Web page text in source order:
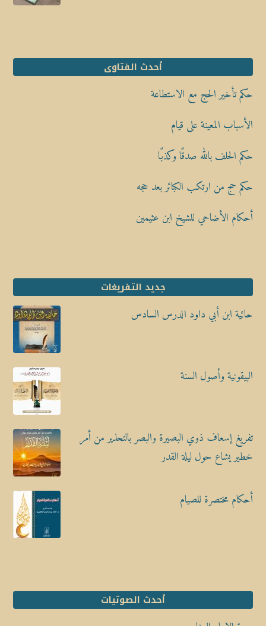
أحدث الفتاوى
حكم تأخير الحج مع الاستطاعة
الأسباب المعينة على قيام
حكم الحلف بالله صدقًا وكذبًا
حكم حج من ارتكب الكبائر بعد حجه
أحكام الأضاحي للشيخ ابن عثيمين
جديد التفريغات
حائية ابن أبي داود الدرس السادس
البيقونية وأصول السنة
تفريغ إسعاف ذوي البصيرة والبصر بالتحذير من أمر
خطير يشاع حول ليلة القدر
أحكام مختصرة للصيام
أحدث الصوتيات